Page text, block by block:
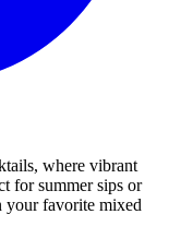
where vibrant
for summer sips or
your favorite mixed